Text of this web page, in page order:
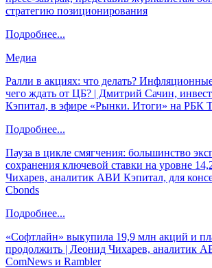
стратегию позиционирования
Подробнее...
Медиа
Ралли в акциях: что делать?
чего ждать от ЦБ? | Дмитрий Сачин,
Кэпитал, в эфире «Рынки. Итоги» на РБК
Подробнее...
Пауза в цикле смягчения: большинство
сохранения ключевой ставки на уровне
Чихарев, аналитик АВИ Кэпитал, для
Cbonds
Подробнее...
«Софтлайн» выкупила 19,9 млн акций и
продолжить | Леонид Чихарев, аналитик
ComNews и Rambler